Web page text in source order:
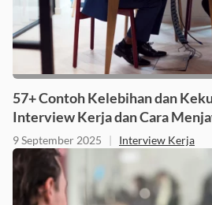
57+ Contoh Kelebihan dan
Interview Kerja dan Cara
9 September 2025 | Interview Kerja